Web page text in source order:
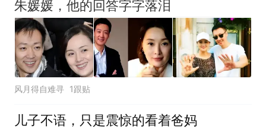
朱媛媛，他的回答字字落泪
风月得自难寻 1跟贴
儿子不语，只是震惊的看着爸妈